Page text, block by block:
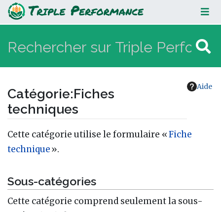
Fiches techniques
Aide
Catégorie:Fiches
techniques
Aller à :navigation,rechercher
Cette catégorie utilise le formulaire «Fiche
technique».
Sous-catégories
Cette catégorie comprend seulement la sous-